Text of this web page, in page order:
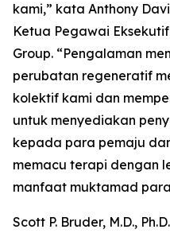
kami,” kata Anthony
Ketua Pegawai
Group. “Pengalaman
perubatan regeneratif
kolektif kami dan
untuk menyediakan
kepada para pemaju
memacu terapi dengan
manfaat muktamad
Scott P. Bruder, M.D.,